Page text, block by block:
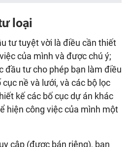
loại
tư tuyệt vời là điều cần thiết
của mình và được chú ý;
đầu tư cho phép bạn làm điều
nề và lưới, và các bộ lọc
kế các bố cục dự án khác
hiện công việc của mình một
cập (được bán riêng), bạn